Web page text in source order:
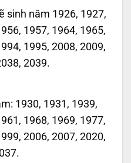
sinh năm 1926, 1927,
1957, 1964, 1965,
1995, 2008, 2009,
2039.
1930, 1931, 1939,
1968, 1969, 1977,
2006, 2007, 2020,